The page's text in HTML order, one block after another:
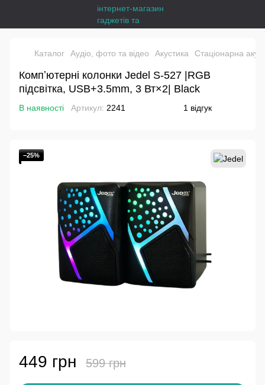
Каталог Аудіо, фото та відео Акустика Стаціонарна
Компʼютерні колонки Jedel S-527 |RGB
підсвітка, USB+3.5mm, 3 Вт×2| Black
В наявності Артикул: 2241 1 відгук
−25%
449 грн 599 грн